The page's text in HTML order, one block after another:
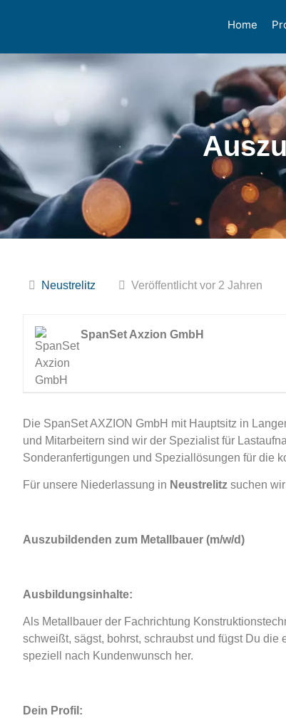
Home
Neustrelitz Veröffentlicht vor 2 Jahren
SpanSet Axzion GmbH
Die SpanSet AXZION GmbH mit Hauptsitz in
und Mitarbeitern sind wir der Spezialist für
Sonderanfertigungen und Speziallösungen für die
Für unsere Niederlassung in Neustrelitz suchen
Auszubildenden zum Metallbauer (m/w/d)
Ausbildungsinhalte:
Als Metallbauer der Fachrichtung
schweißt, sägst, bohrst, schraubst und fügst Du
speziell nach Kundenwunsch her.
Dein Profil: